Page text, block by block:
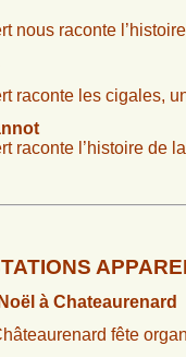
nous raconte
raconte les cigales,
raconte l’histoire de
à Chateaurenard
fête